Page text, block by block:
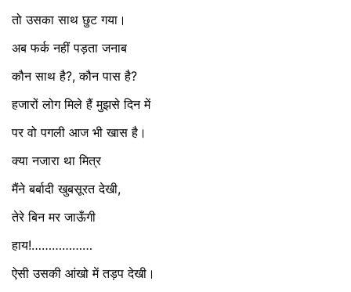
तो उसका साथ छुट गया।
अब फर्क नहीं पड़ता जनाब
कौन साथ है?, कौन पास है?
हजारों लोग मिले हैं मुझसे दिन में
पर वो पगली आज भी खास है।
क्या नजारा था मित्र
मैंने बर्बादी खुबसूरत देखी,
तेरे बिन मर जाऊँगी
हाय!………………
ऐसी उसकी आंखो में तड़प देखी।